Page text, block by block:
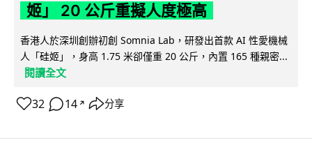
姬」 20 公斤重擬人度極高
香港人於深圳創辦初創 Somnia Lab，研發出首款 AI 性愛機械
人「硅姬」，身高 1.75 米卻僅重 20 公斤，內置 165 種親密...
閱讀全文
32 14 ↗ 分享